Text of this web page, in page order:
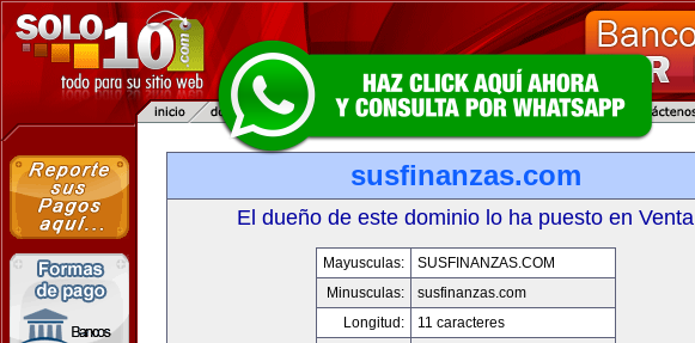
susfinanzas.com
El dueño de este dominio lo ha puesto en Venta
Mayusculas:
SUSFINANZAS.COM
Minusculas:
susfinanzas.com
Longitud:
11 caracteres